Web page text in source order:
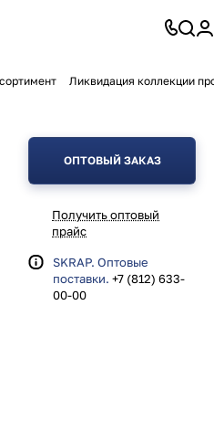
Ликвидация коллекции
ОПТОВЫЙ ЗАКАЗ
Получить оптовый
прайс
SKRAP. Оптовые
поставки. +7 (812) 633-
00-00